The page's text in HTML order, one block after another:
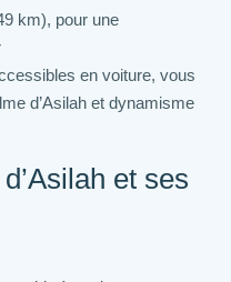
km), pour une
en voiture, vous
d’Asilah et dynamisme
et ses